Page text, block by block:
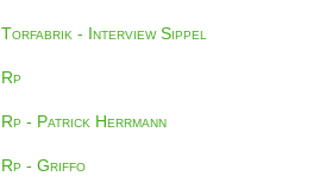
Torfabrik - Interview Sippel
Rp
Rp - Patrick Herrmann
Rp - Griffo